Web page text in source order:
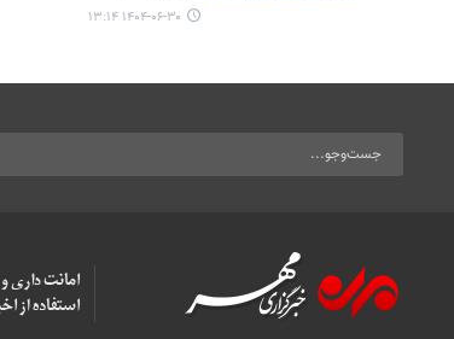
۱۴۰۴-۰۶-۳۰ ۱۳:۱۴